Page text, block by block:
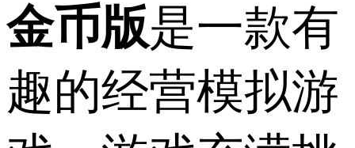
金币版是一款有
趣的经营模拟游